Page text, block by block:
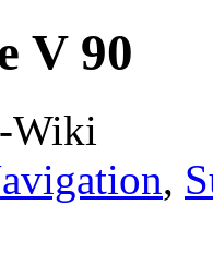
V 90
Wiki
,